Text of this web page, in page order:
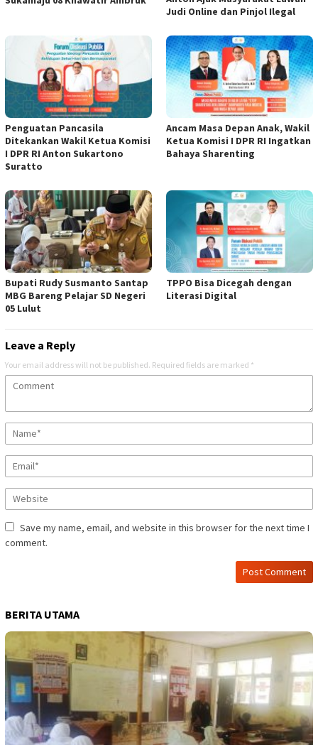
Judi Online dan Pinjol Ilegal
Penguatan Pancasila
Ditekankan Wakil Ketua Komisi
I DPR RI Anton Sukartono
Suratto
Ancam Masa Depan Anak, Wakil
Ketua Komisi I DPR RI Ingatkan
Bahaya Sharenting
Bupati Rudy Susmanto Santap
MBG Bareng Pelajar SD Negeri
05 Lulut
TPPO Bisa Dicegah dengan
Literasi Digital
Leave a Reply
Your email address will not be published. Required fields are marked *
Save my name, email, and website in this browser for the next time I
comment.
BERITA UTAMA